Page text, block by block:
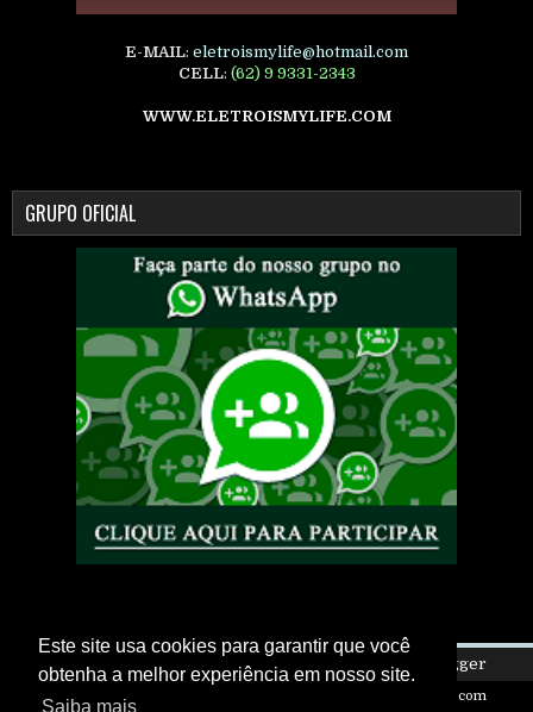
Este site usa cookies para garantir que você
obtenha a melhor experiência em nosso site.
Saiba mais
E-MAIL: eletroismylife@hotmail.com
CELL: (62) 9 9331-2343
WWW.ELETROISMYLIFE.COM
GRUPO OFICIAL
Copyright © 2026 Eletro Is My Life | Powered by Blogger
Design by FlexiThemes NewBloggerThemes.com